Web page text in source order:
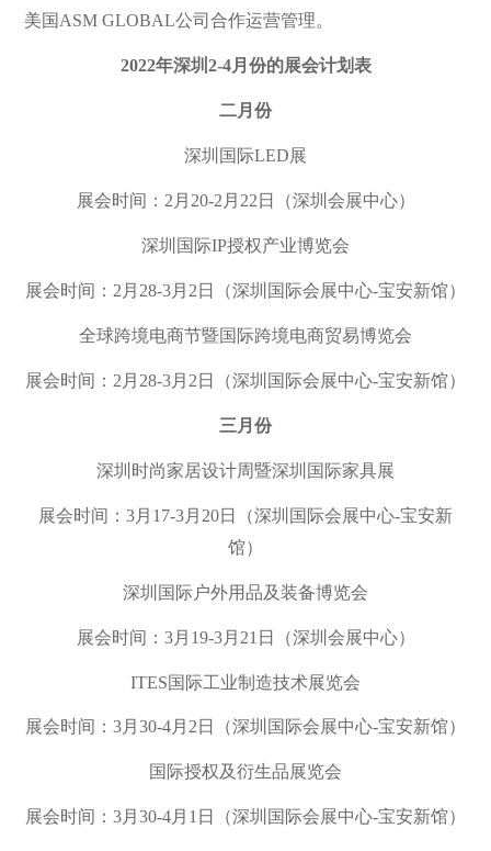
美国ASM GLOBAL公司合作运营管理。
2022年深圳2-4月份的展会计划表
二月份
深圳国际LED展
展会时间：2月20-2月22日（深圳会展中心）
深圳国际IP授权产业博览会
展会时间：2月28-3月2日（深圳国际会展中心-宝安新馆）
全球跨境电商节暨国际跨境电商贸易博览会
展会时间：2月28-3月2日（深圳国际会展中心-宝安新馆）
三月份
深圳时尚家居设计周暨深圳国际家具展
展会时间：3月17-3月20日（深圳国际会展中心-宝安新
馆）
深圳国际户外用品及装备博览会
展会时间：3月19-3月21日（深圳会展中心）
ITES国际工业制造技术展览会
展会时间：3月30-4月2日（深圳国际会展中心-宝安新馆）
国际授权及衍生品展览会
展会时间：3月30-4月1日（深圳国际会展中心-宝安新馆）